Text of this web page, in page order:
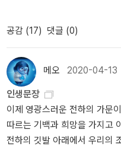
역서 중 추천하는 것은 이 세
상섭 역. 군주론뿐만 아니라 마키아벨리 자체에 대해서는 두거물 정
치철학자들의 저서를 소개하
마키아벨리>이고, 다른 하나는
필드의 <마키아벨리의 덕목>
스필드의 책에서도 거론하니
필드의 책은 이런 순서로 읽으
둘째, 2부의 군주론 해제를 반
'마키아벨리의 덕목'을 읽고서
구출된 일을 찾게 되었고, 그
밝은 사회를 구성하고 있었다.
을 일어보았다고 한다. 그리고
어난 일과는 완전히 달라요!'
지도 모른다. '읽었어요. 하지
요'. 우리가 당연히 알고 있는
짓이라는 것이다. 스키너의 <
역질 나고 소름이 돋는 실험들
설명을 필요로 하는 일”이었
의 추구> 해석적 사회과학이라 불
일으키는 “부정적인 부수효과
가가 차가운 괴물이 되어 가고
이라도 설명하기 위해서는 예
을 두었던 것과 달리 ‘부정적
1973. 허시먼은 과장된 희망
에서 벗어나는 것이 무엇보다
벌어진 일은, 자유시장은 “해
고 있습니다. 이 지역은 고대
치던 곳인데, 수세기 동안 이탈
그들도 결국 BC 4세기 무렵
렌체는 흔히 '세계 최초의 근대
아벨리가 활동하던 시절은 인
막 깨어나던 시기였습니다. 고
티누스와 토마스 아퀴나스가
삶을 지배하는 세계관'에 비로
기를 들던 때였습니다. 르네상
공감 (17) 댓글 (0)
메오 2020-04-13
인생문장
이제 영광스러운 전하의 가문
따르는 기백과 희망을 가지고
전하의 깃발 아래에서 우리의